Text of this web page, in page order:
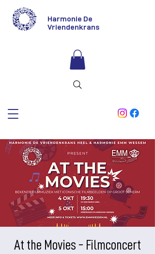
Harmonie De
Vriendenkrans
At the Movies - Filmconcert